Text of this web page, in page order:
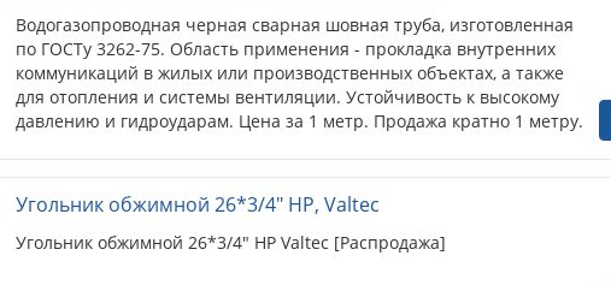
Водогазопроводная черная сварная шовная труба, изготовленная
по ГОСТу 3262-75. Область применения - прокладка внутренних
коммуникаций в жилых или производственных объектах, а также
для отопления и системы вентиляции. Устойчивость к высокому
давлению и гидроударам. Цена за 1 метр. Продажа кратно 1 метру.
Угольник обжимной 26*3/4" НР, Valtec
Угольник обжимной 26*3/4" НР Valtec [Распродажа]